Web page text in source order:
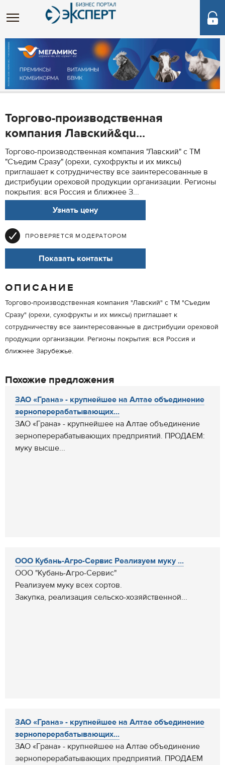
Торгово-производственная
компания Лавский&qu...
Торгово-производственная компания "Лавский" с ТМ
"Съедим Сразу" (орехи, сухофрукты и их миксы)
приглашает к сотрудничеству все заинтересованные в
дистрибуции ореховой продукции организации. Регионы
покрытия: вся Россия и ближнее З...
Узнать цену
ПРОВЕРЯЕТСЯ МОДЕРАТОРОМ
Показать контакты
ОПИСАНИЕ
Торгово-производственная компания "Лавский" с ТМ "Съедим
Сразу" (орехи, сухофрукты и их миксы) приглашает к
сотрудничеству все заинтересованные в дистрибуции ореховой
продукции организации. Регионы покрытия: вся Россия и
ближнее Зарубежье.
Похожие предложения
ЗАО «Грана» - крупнейшее на Алтае объединение
зерноперерабатывающих...
ЗАО «Грана» - крупнейшее на Алтае объединение
зерноперерабатывающих предприятий. ПРОДАЕМ:
муку высше...
ООО Кубань-Агро-Сервис Реализуем муку ...
ООО "Кубань-Агро-Сервис"
Реализуем муку всех сортов.
Закупка, реализация сельско-хозяйственной...
ЗАО «Грана» - крупнейшее на Алтае объединение
зерноперерабатывающих...
ЗАО «Грана» - крупнейшее на Алтае объединение
зерноперерабатывающих предприятий. ПРОДАЕМ